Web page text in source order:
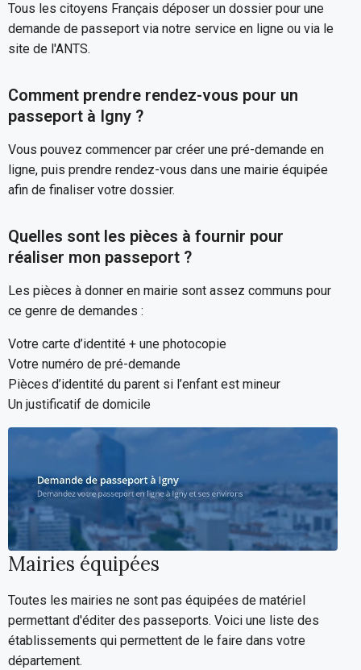
Tous les citoyens Français déposer un dossier pour une
demande de passeport via notre service en ligne ou via le
site de l'ANTS.
Comment prendre rendez-vous pour un
passeport à Igny ?
Vous pouvez commencer par créer une pré-demande en
ligne, puis prendre rendez-vous dans une mairie équipée
afin de finaliser votre dossier.
Quelles sont les pièces à fournir pour
réaliser mon passeport ?
Les pièces à donner en mairie sont assez communs pour
ce genre de demandes :
Votre carte d’identité + une photocopie
Votre numéro de pré-demande
Pièces d’identité du parent si l’enfant est mineur
Un justificatif de domicile
Mairies équipées
Toutes les mairies ne sont pas équipées de matériel
permettant d'éditer des passeports. Voici une liste des
établissements qui permettent de le faire dans votre
département.